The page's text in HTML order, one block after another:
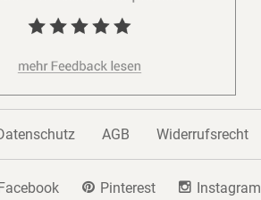
AGB Widerrufsrecht
Pinterest Instagram